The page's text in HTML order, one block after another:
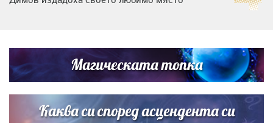
Братя Аргирови я изненадаха с песен
Магическата топка
Каква си според асцендента си